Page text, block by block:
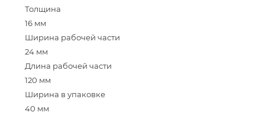
Толщина
16 мм
Ширина рабочей части
24 мм
Длина рабочей части
120 мм
Ширина в упаковке
40 мм